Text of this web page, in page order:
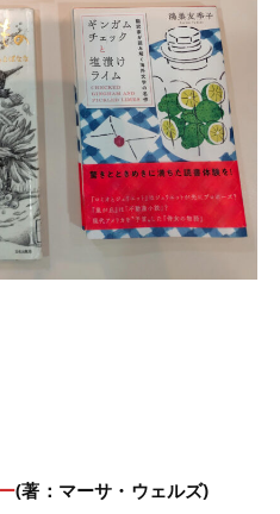
(著：マーサ・ウェルズ)